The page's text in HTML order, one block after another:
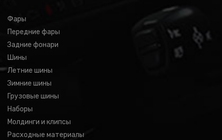
Фары
Передние фары
Задние фонари
Шины
Летние шины
Зимние шины
Грузовые шины
Наборы
Молдинги и клипсы
Расходные материалы